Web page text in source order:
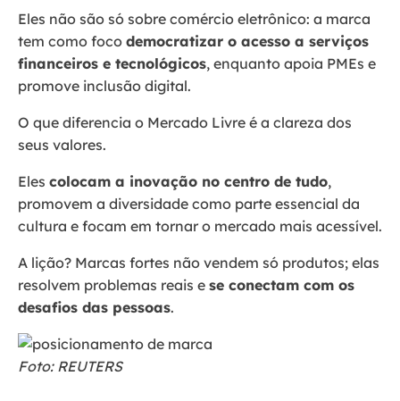
Eles não são só sobre comércio eletrônico: a marca
tem como foco democratizar o acesso a serviços
financeiros e tecnológicos, enquanto apoia PMEs e
promove inclusão digital.
O que diferencia o Mercado Livre é a clareza dos
seus valores.
Eles colocam a inovação no centro de tudo,
promovem a diversidade como parte essencial da
cultura e focam em tornar o mercado mais acessível.
A lição? Marcas fortes não vendem só produtos; elas
resolvem problemas reais e se conectam com os
desafios das pessoas.
Foto: REUTERS